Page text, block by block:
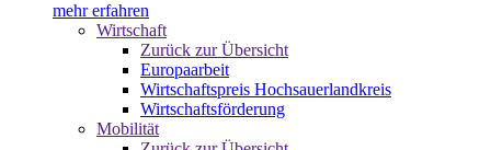
mehr erfahren
Wirtschaft
Zurück zur Übersicht
Europaarbeit
Wirtschaftspreis Hochsauerlandkreis
Wirtschaftsförderung
Mobilität